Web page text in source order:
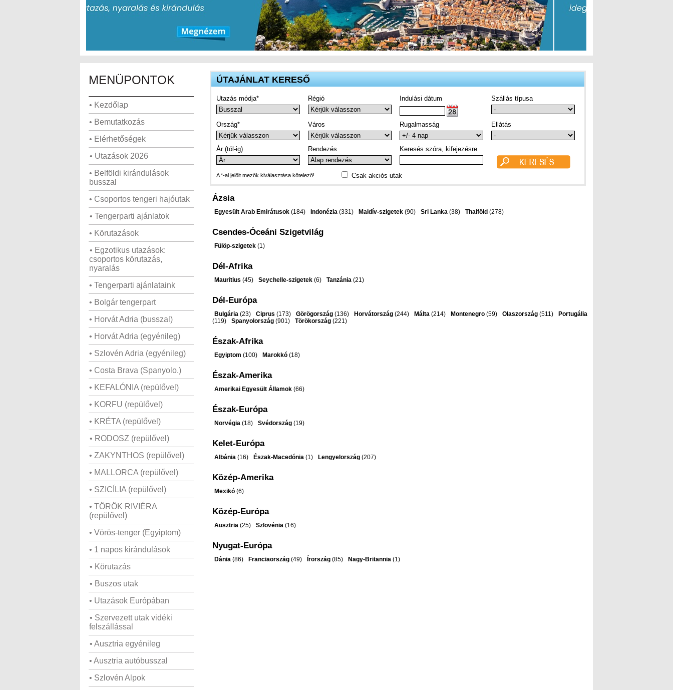
MENÜPONTOK
• Kezdőlap
• Bemutatkozás
• Elérhetőségek
• Utazások 2026
• Belföldi kirándulások
busszal
• Csoportos tengeri hajóutak
• Tengerparti ajánlatok
• Körutazások
• Egzotikus utazások:
csoportos körutazás,
nyaralás
• Tengerparti ajánlataink
• Bolgár tengerpart
• Horvát Adria (busszal)
• Horvát Adria (egyénileg)
• Szlovén Adria (egyénileg)
• Costa Brava (Spanyolo.)
• KEFALÓNIA (repülővel)
• KORFU (repülővel)
• KRÉTA (repülővel)
• RODOSZ (repülővel)
• ZAKYNTHOS (repülővel)
• MALLORCA (repülővel)
• SZICÍLIA (repülővel)
• TÖRÖK RIVIÉRA
(repülővel)
• Vörös-tenger (Egyiptom)
• 1 napos kirándulások
• Körutazás
• Buszos utak
• Utazások Európában
• Szervezett utak vidéki
felszállással
• Ausztria egyénileg
• Ausztria autóbusszal
• Szlovén Alpok
ÚTAJÁNLAT KERESŐ
Utazás módja* Régió Indulási dátum Szállás típusa
Ország* Város Rugalmasság Ellátás
Ár (tól-ig) Rendezés Keresés szóra, kifejezésre
A *-al jelölt mezők kiválasztása kötelező! Csak akciós utak
Ázsia
Egyesült Arab Emirátusok (184) Indonézia (331) Maldív-szigetek (90) Sri Lanka (38) Thaiföld (278)
Csendes-Óceáni Szigetvilág
Fülöp-szigetek (1)
Dél-Afrika
Mauritius (45) Seychelle-szigetek (6) Tanzánia (21)
Dél-Európa
Bulgária (23) Ciprus (173) Görögország (136) Horvátország (244) Málta (214) Montenegro (59) Olaszország (511)
Portugália
(119)
Spanyolország (901) Törökország (221)
Észak-Afrika
Egyiptom (100) Marokkó (18)
Észak-Amerika
Amerikai Egyesült Államok (66)
Észak-Európa
Norvégia (18) Svédország (19)
Kelet-Európa
Albánia (16) Észak-Macedónia (1) Lengyelország (207)
Közép-Amerika
Mexikó (6)
Közép-Európa
Ausztria (25) Szlovénia (16)
Nyugat-Európa
Dánia (86) Franciaország (49) Írország (85) Nagy-Britannia (1)